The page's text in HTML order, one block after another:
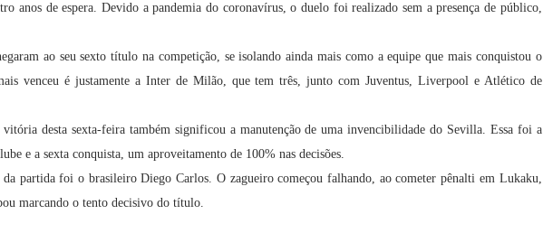
anos de espera. Devido a pandemia do coronavírus, o duelo foi realizado sem a presença de público,
ao seu sexto título na competição, se isolando ainda mais como a equipe que mais conquistou o
venceu é justamente a Inter de Milão, que tem três, junto com Juventus, Liverpool e Atlético de
desta sexta-feira também significou a manutenção de uma invencibilidade do Sevilla. Essa foi a
e a sexta conquista, um aproveitamento de 100% nas decisões.
da partida foi o brasileiro Diego Carlos. O zagueiro começou falhando, ao cometer pênalti em Lukaku,
marcando o tento decisivo do título.